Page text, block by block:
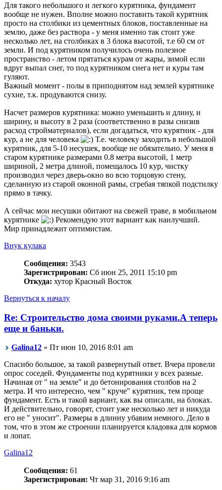
Для такого небольшого и легкого курятника, фундамент
вообще не нужен. Вполне можно поставить такой курятник
просто на столбики из цементных блоков, поставленные на
землю, даже без раствора - у меня именно так стоит уже
несколько лет, на столбиках в 3 блока высотой, т.е 60 см от
земли. И под курятником получилось очень полезное
пространство - летом прятаться курам от жары, зимой если
вдруг выпал снег, то под курятником снега нет и куры там
гуляют.
Важный момент - полы в приподнятом над землей курятнике
сухие, т.к. продуваются снизу.
Насчет размеров курятника: можно уменьшить и длину, и
ширину, и высоту в 2 раза (соответственно в разы снизив
расход стройматериалов), если догадаться, что курятник - для
кур, а не для человека
Т.е. человеку заходить в небольшой
курятник, для 5-10 несушек, вообще не обязательно. У меня в
старом курятнике размерами 0.8 метра высотой, 1 метр
шириной, 2 метра длиной, помещалось 10 кур, чистку
производил через дверь-окно во всю торцовую стену,
сделанную из старой оконной рамы, сгребая тяпкой подстилку
прямо в тачку.
А сейчас мои несушки обитают на свежей траве, в мобильном
курятнике
Рекомендую этот вариант как наилучший.
Мир принадлежит оптимистам.
Внук кулака
Сообщения: 3543
Зарегистрирован: Сб июн 25, 2011 15:10 pm
Откуда: хутор Красный Восток
Вернуться к началу
Re: Строительство дома своими руками.А теперь
еще и баньки.
Galina12 » Пт июн 10, 2016 8:01 am
Спасибо большое, за такой развернутый ответ. Вчера провели
опрос соседей. Фундаменты под курятники у всех разные.
Начиная от " на земле" и до бетонирования столбов на 2
метра. И что интересно, чем " круче" курятник, тем проще
фундамент. Есть и такой вариант, как вы описали, на блоках.
И действительно, говорят, стоит уже несколько лет и никуда
его не " уносит". Размеры в длинну убавим немного. Дело в
том, что в этом же строении планируется кладовка для кормов
и лопат.
Galina12
Сообщения: 61
Зарегистрирован: Чт мар 31, 2016 9:16 am